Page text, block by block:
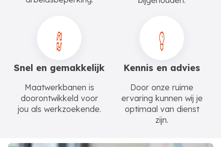
Snel en gemakkelijk
Maatwerkbanen is
doorontwikkeld voor
jou als werkzoekende.
Kennis en advies
Door onze ruime
ervaring kunnen wij je
optimaal van dienst
zijn.